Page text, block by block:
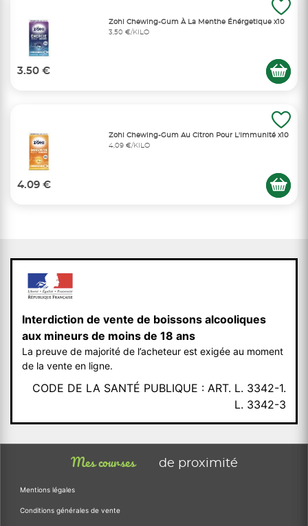
Zohi Chewing-Gum À La Menthe Énérgetique x10
3,50 €/KILO
3.50 €
Zohi Chewing-Gum Au Citron Pour L'Immunité x10
4,09 €/KILO
4.09 €
Interdiction de vente de boissons alcooliques
aux mineurs de moins de 18 ans
La preuve de majorité de l’acheteur est exigée au moment
de la vente en ligne.
CODE DE LA SANTÉ PUBLIQUE : ART. L. 3342-1.
L. 3342-3
Mes courses de proximité
Mentions légales
Conditions générales de vente